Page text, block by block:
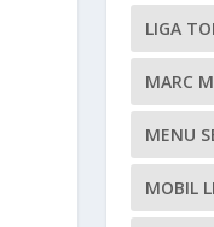
LIGA
MARC
MENU
MOBIL